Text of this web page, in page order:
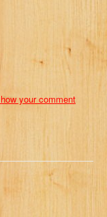
your comment